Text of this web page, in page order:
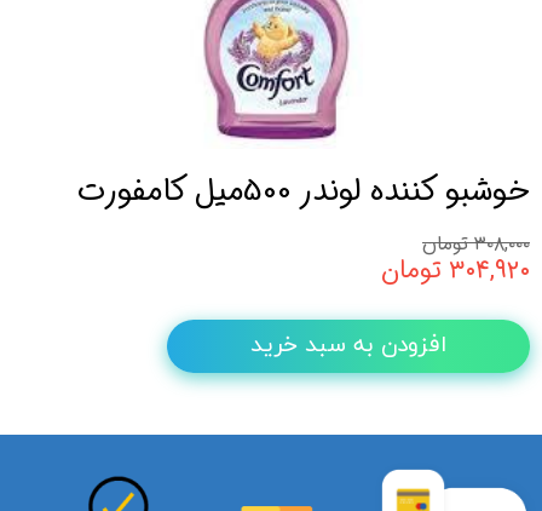
خوشبو کننده لوندر 500میل کامفورت
۳۰۸,۰۰۰ تومان
۳۰۴,۹۲۰ تومان
افزودن به سبد خرید